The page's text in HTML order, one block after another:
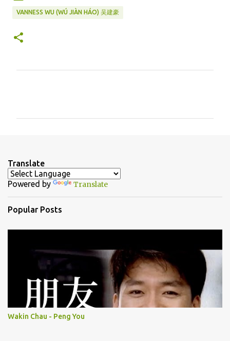
VANNESS WU (WÚ JIÀN HÁO) 吴建豪
t
s
Translate
Powered by Translate
Popular Posts
Wakin Chau - Peng You